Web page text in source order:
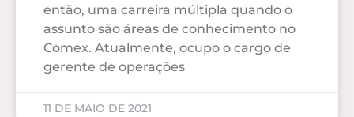
então, uma carreira múltipla quando o
assunto são áreas de conhecimento no
Comex. Atualmente, ocupo o cargo de
gerente de operações
11 DE MAIO DE 2021